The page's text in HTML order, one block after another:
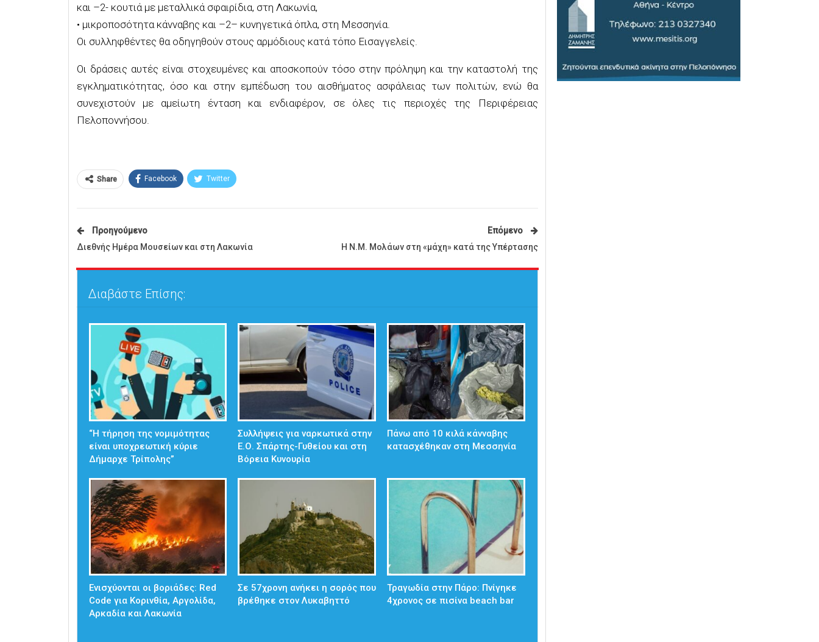
και –2- κουτιά με μεταλλικά σφαιρίδια, στη Λακωνία,
• μικροποσότητα κάνναβης και –2– κυνηγετικάόπλα, στη Μεσσηνία.
Οι συλληφθέντες θα οδηγηθούν στους αρμόδιους κατά τόπο Εισαγγελείς.
Οι δράσεις αυτές είναι στοχευμένες και αποσκοπούν τόσο στην πρόληψη και την καταστολή της
εγκληματικότητας, όσο και στην εμπέδωση του αισθήματος ασφάλειας των πολιτών, ενώ θα
συνεχιστούν με αμείωτη ένταση και ενδιαφέρον, σε όλες τις περιοχές της Περιφέρειας
Πελοποννήσου.
Share Facebook Twitter
Προηγούμενο
Διεθνής Ημέρα Μουσείων και στη Λακωνία
Επόμενο
Η Ν.Μ. Μολάων στη «μάχη» κατά της Υπέρτασης
Διαβάστε Επίσης:
“Η τήρηση της νομιμότητας
είναι υποχρεωτική κύριε
Δήμαρχε Τρίπολης”
Συλλήψεις για ναρκωτικά στην
Ε.Ο. Σπάρτης-Γυθείου και στη
Βόρεια Κυνουρία
Πάνω από 10 κιλά κάνναβης
κατασχέθηκαν στη Μεσσηνία
Ενισχύονται οι βοριάδες: Red
Code για Κορινθία, Αργολίδα,
Αρκαδία και Λακωνία
Σε 57χρονη ανήκει η σορός που
βρέθηκε στον Λυκαβηττό
Τραγωδία στην Πάρο: Πνίγηκε
4χρονος σε πισίνα beach bar